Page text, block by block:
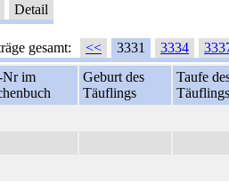
Detail
gesamt: << 3331 3334
im
Geburt des
Täuflings
Taufe
Täuflings